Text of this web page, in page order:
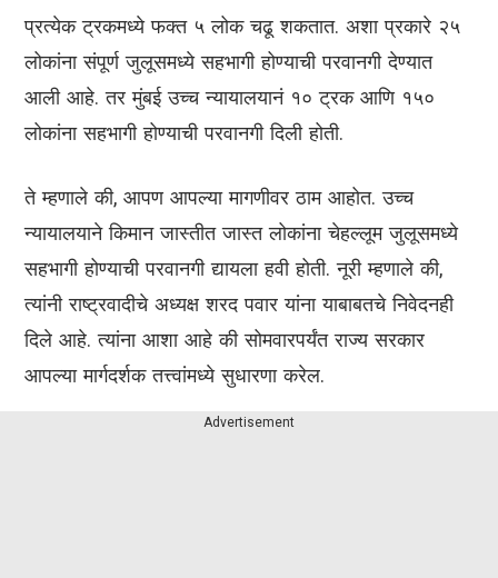
प्रत्येक ट्रकमध्ये फक्त ५ लोक चढू शकतात. अशा प्रकारे २५
लोकांना संपूर्ण जुलूसमध्ये सहभागी होण्याची परवानगी देण्यात
आली आहे. तर मुंबई उच्च न्यायालयानं १० ट्रक आणि १५०
लोकांना सहभागी होण्याची परवानगी दिली होती.
ते म्हणाले की, आपण आपल्या मागणीवर ठाम आहोत. उच्च
न्यायालयाने किमान जास्तीत जास्त लोकांना चेहल्लूम जुलूसमध्ये
सहभागी होण्याची परवानगी द्यायला हवी होती. नूरी म्हणाले की,
त्यांनी राष्ट्रवादीचे अध्यक्ष शरद पवार यांना याबाबतचे निवेदनही
दिले आहे. त्यांना आशा आहे की सोमवारपर्यंत राज्य सरकार
आपल्या मार्गदर्शक तत्त्वांमध्ये सुधारणा करेल.
Advertisement